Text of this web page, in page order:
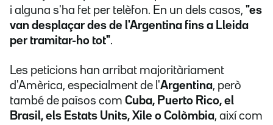
i alguna s'ha fet per telèfon. En un dels casos, "es
van desplaçar des de l'Argentina fins a Lleida
per tramitar-ho tot".
Les peticions han arribat majoritàriament
d'Amèrica, especialment de l'Argentina, però
també de països com Cuba, Puerto Rico, el
Brasil, els Estats Units, Xile o Colòmbia, així com